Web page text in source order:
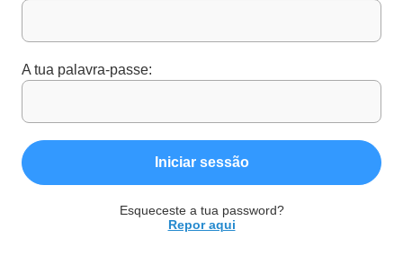
A tua palavra-passe:
Iniciar sessão
Esqueceste a tua password?
Repor aqui